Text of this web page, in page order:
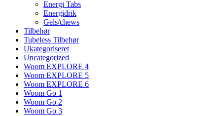
Energi Tabs
Energidrik
Gels/chews
Tilbehør
Tubeless Tilbehør
Ukategoriseret
Uncategorized
Woom EXPLORE 4
Woom EXPLORE 5
Woom EXPLORE 6
Woom Go 1
Woom Go 2
Woom Go 3